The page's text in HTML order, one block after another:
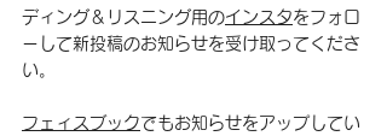
ディング＆リスニング用のインスタをフォロ
ーして新投稿のお知らせを受け取ってくださ
い。
フェィスブックでもお知らせをアップしてい